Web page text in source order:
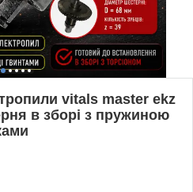
vitals master ekz
в зборі з пружиною